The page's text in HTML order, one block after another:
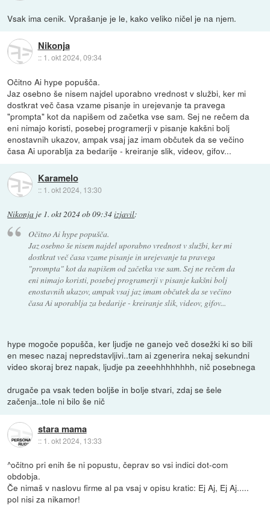
Vsak ima cenik. Vprašanje je le, kako veliko ničel je na njem.
Nikonja
:: 1. okt 2024, 09:34
Očitno Ai hype popušča.
Jaz osebno še nisem najdel uporabno vrednost v službi, ker mi
dostkrat več časa vzame pisanje in urejevanje ta pravega
"prompta" kot da napišem od začetka vse sam. Sej ne rečem da
eni nimajo koristi, posebej programerji v pisanje kakšni bolj
enostavnih ukazov, ampak vsaj jaz imam občutek da se večino
časa Ai uporablja za bedarije - kreiranje slik, videov, gifov...
Karamelo
:: 1. okt 2024, 13:30
Nikonja je 1. okt 2024 ob 09:34izjavil:
Očitno Ai hype popušča.
Jaz osebno še nisem najdel uporabno vrednost v službi, ker mi
dostkrat več časa vzame pisanje in urejevanje ta pravega
"prompta" kot da napišem od začetka vse sam. Sej ne rečem da
eni nimajo koristi, posebej programerji v pisanje kakšni bolj
enostavnih ukazov, ampak vsaj jaz imam občutek da se večino
časa Ai uporablja za bedarije - kreiranje slik, videov, gifov...
hype mogoče popušča, ker ljudje ne ganejo več dosežki ki so bili
en mesec nazaj nepredstavljivi..tam ai zgenerira nekaj sekundni
video skoraj brez napak, ljudje pa zeeehhhhhhhh, nič posebnega
drugače pa vsak teden boljše in bolje stvari, zdaj se šele
začenja..tole ni bilo še nič
stara mama
:: 1. okt 2024, 13:33
^očitno pri enih še ni popustu, čeprav so vsi indici dot-com
obdobja.
Če nimaš v naslovu firme al pa vsaj v opisu kratic: Ej Aj, Ej Aj.....
pol nisi za nikamor!